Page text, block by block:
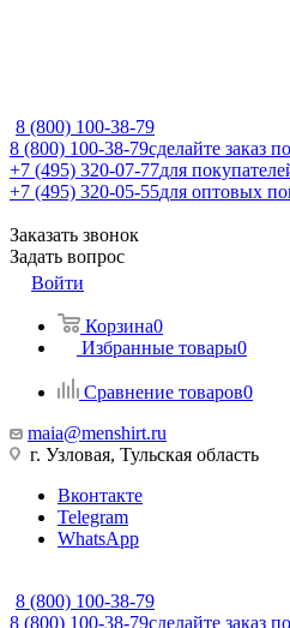
8 (800) 100-38-79
8 (800) 100-38-79сделайте заказ
+7 (495) 320-07-77для
+7 (495) 320-05-55для оптовых
Заказать звонок
Задать вопрос
Войти
Корзина0
Избранные товары0
Сравнение товаров0
maia@menshirt.ru
г. Узловая, Тульская область
Вконтакте
Telegram
WhatsApp
8 (800) 100-38-79
8 (800) 100-38-79сделайте заказ